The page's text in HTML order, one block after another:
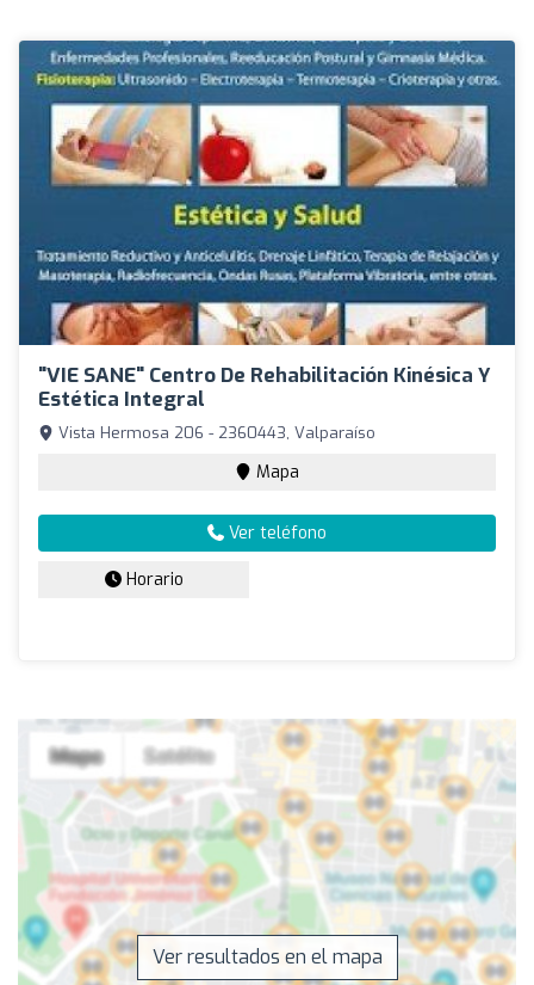
"VIE SANE" Centro De Rehabilitación Kinésica Y
Estética Integral
Vista Hermosa 206 - 2360443, Valparaíso
Mapa
Ver teléfono
Horario
Ver resultados en el mapa